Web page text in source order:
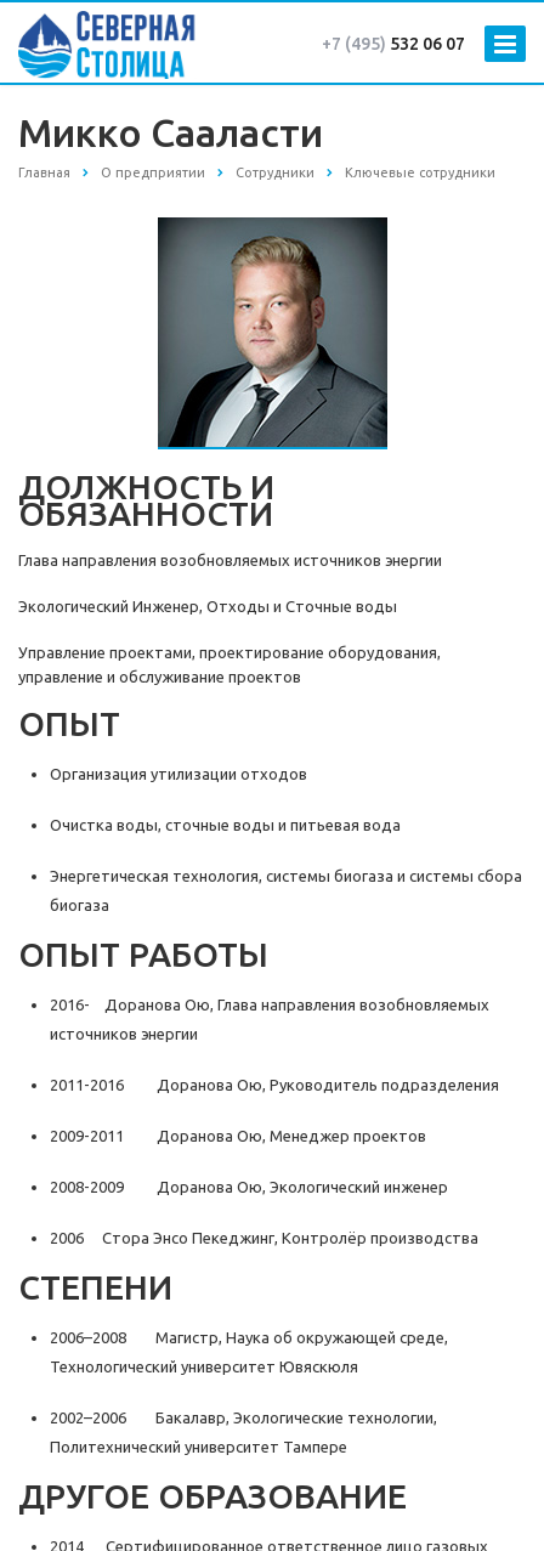
+7 (495) 532 06 07
Микко Сааласти
Главная О предприятии Сотрудники Ключевые сотрудники
ДОЛЖНОСТЬ И
ОБЯЗАННОСТИ
Глава направления возобновляемых источников энергии
Экологический Инженер, Отходы и Сточные воды
Управление проектами, проектирование оборудования,
управление и обслуживание проектов
ОПЫТ
Организация утилизации отходов
Очистка воды, сточные воды и питьевая вода
Энергетическая технология, системы биогаза и системы сбора
биогаза
ОПЫТ РАБОТЫ
2016- Доранова Ою, Глава направления возобновляемых
источников энергии
2011-2016 Доранова Ою, Руководитель подразделения
2009-2011 Доранова Ою, Менеджер проектов
2008-2009 Доранова Ою, Экологический инженер
2006 Стора Энсо Пекеджинг, Контролёр производства
СТЕПЕНИ
2006–2008 Магистр, Наука об окружающей среде,
Технологический университет Ювяскюля
2002–2006 Бакалавр, Экологические технологии,
Политехнический университет Тампере
ДРУГОЕ ОБРАЗОВАНИЕ
2014 Сертифицированное ответственное лицо газовых